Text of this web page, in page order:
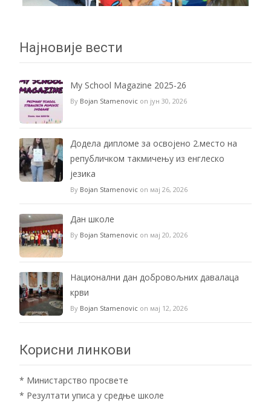
Најновије вести
My School Magazine 2025-26
By Bojan Stamenovic on јун 30, 2026
Додела дипломе за освојено 2.место на
републичком такмичењу из енглеско
језика
By Bojan Stamenovic on мај 26, 2026
Дан школе
By Bojan Stamenovic on мај 20, 2026
Национални дан добровољних давалаца
крви
By Bojan Stamenovic on мај 12, 2026
Корисни линкови
* Министарство просвете
* Резултати уписа у средње школе